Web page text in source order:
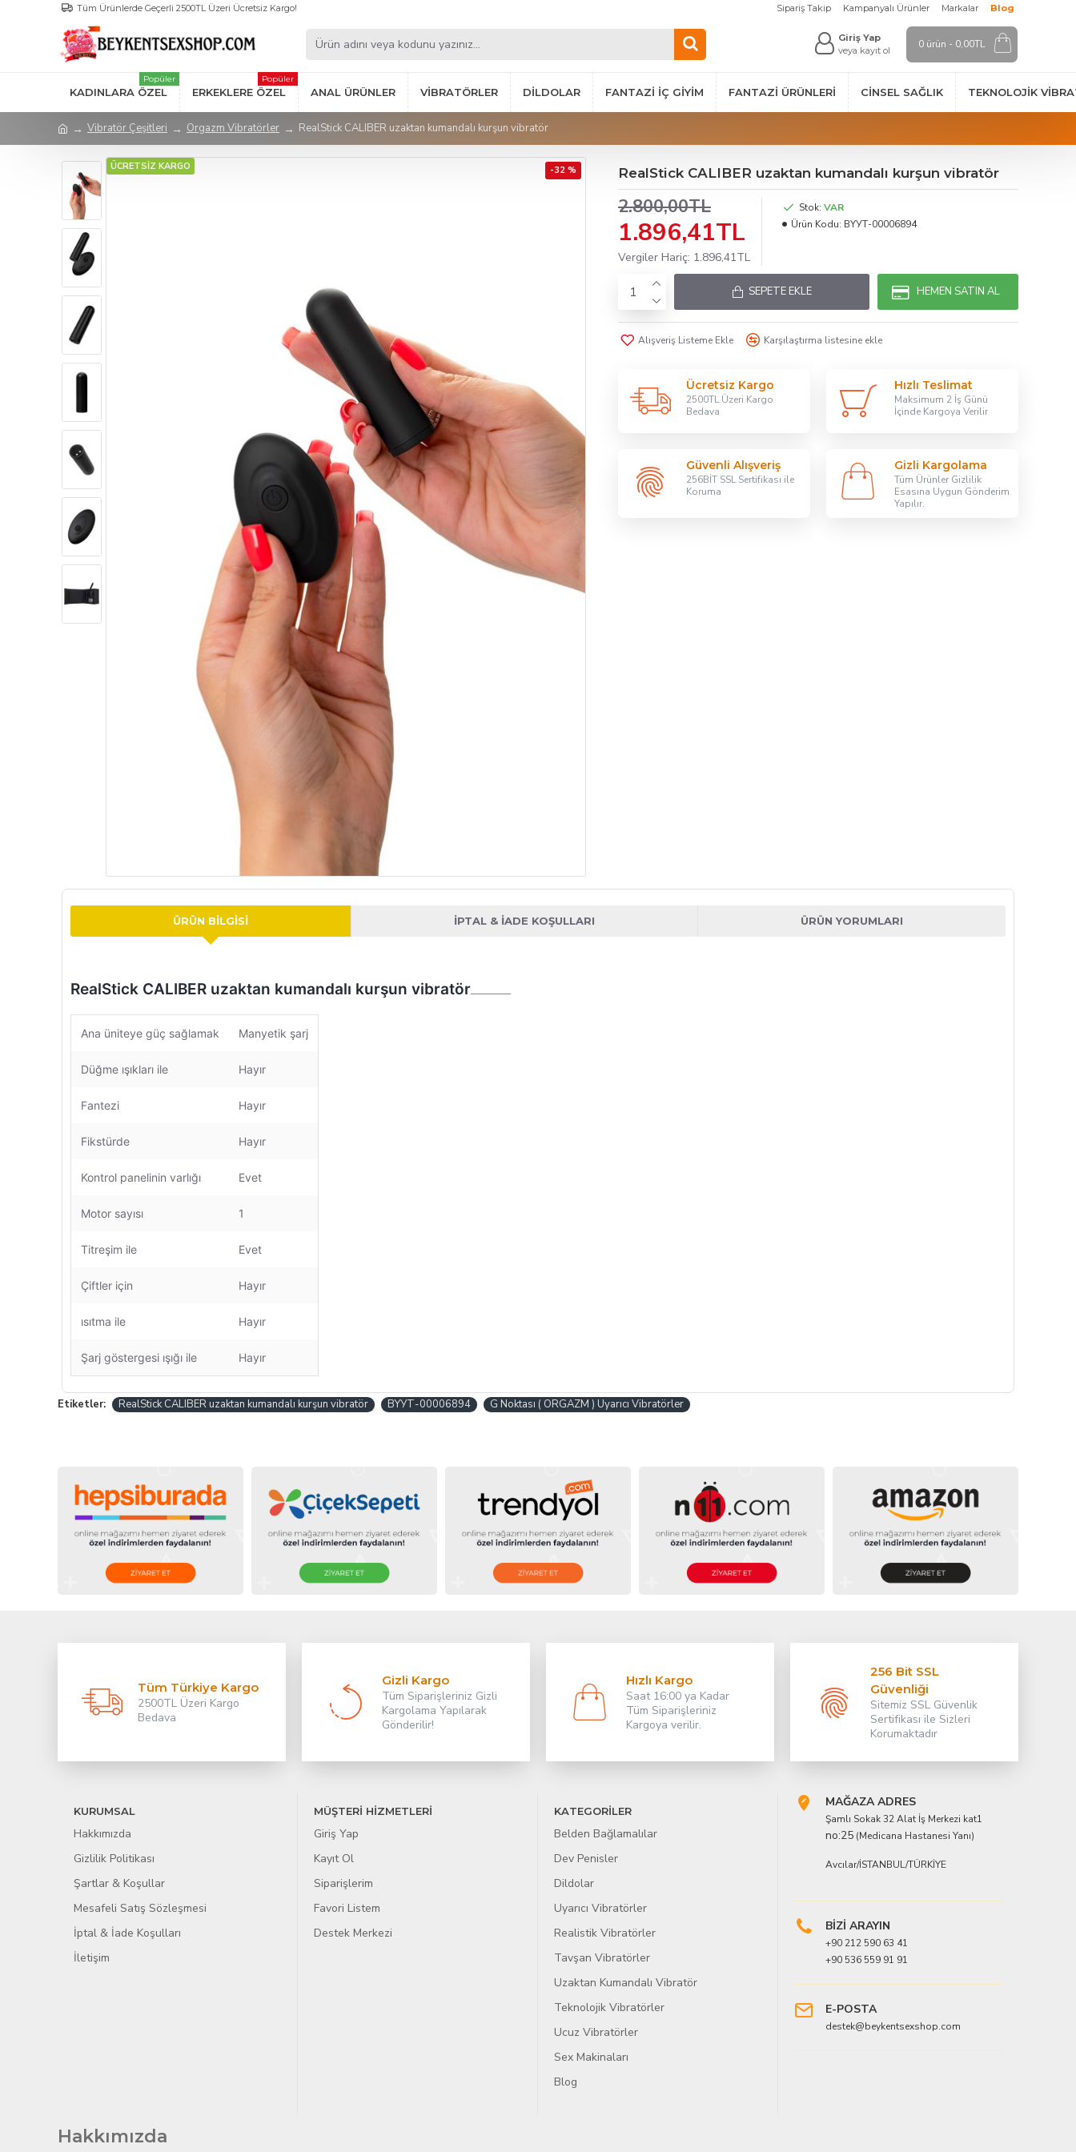
Tüm Ürünlerde Geçerli 2500TL Üzeri Ücretsiz Kargo! Sipariş Takip Kampanyalı Ürünler Markalar Blog
Giriş Yap
veya kayıt ol
0 ürün - 0,00TL
KADINLARA ÖZEL
Popüler
ERKEKLERE ÖZEL
Popüler
ANAL ÜRÜNLER VIBRATÖRLER DILDOLAR FANTAZI İÇ GIYIM FANTAZI ÜRÜNLERI CINSEL SAĞLIK TEKNOLOJIK
Vibratör Çeşitleri Orgazm Vibratörler RealStick CALIBER uzaktan kumandalı kurşun vibratör
ÜCRETSİZ KARGO -32 % RealStick CALIBER uzaktan kumandalı kurşun vibratör
1.896,41TL
2.800,00TL
Vergiler Hariç: 1.896,41TL
Stok: VAR
Ürün Kodu: BYУТ-00006894
SEPETE EKLE HEMEN SATIN AL
Alışveriş Listeme Ekle Karşılaştırma listesine ekle
Ücretsiz Kargo
2500TL Üzeri Kargo
Bedava
Hızlı Teslimat
Maksimum 2 İş Günü
İçinde Kargoya Verilir
Güvenli Alışveriş
256BİT SSL Sertifikası ile
Koruma
Gizli Kargolama
Tüm Ürünler Gizlilik
Esasına Uygun Gönderim
Yapılır.
ÜRÜN BILGISI İPTAL & İADE KOŞULLARI ÜRÜN YORUMLARI
RealStick CALIBER uzaktan kumandalı kurşun vibratör
Ana üniteye güç sağlamak Manyetik şarj
Düğme ışıkları ile Hayır
Fantezi Hayır
Fikstürde Hayır
Kontrol panelinin varlığı Evet
Motor sayısı 1
Titreşim ile Evet
Çiftler için Hayır
ısıtma ile Hayır
Şarj göstergesi ışığı ile Hayır
Etiketler: RealStick CALIBER uzaktan kumandalı kurşun vibratör BYУТ-00006894 G Noktası ( ORGAZM ) Uyarıcı Vibratörler
Tüm Türkiye Kargo
2500TL Üzeri Kargo
Bedava
Gizli Kargo
Tüm Siparişleriniz Gizli
Kargolama Yapılarak
Gönderilir!
Hızlı Kargo
Saat 16:00 ya Kadar
Tüm Siparişleriniz
Kargoya verilir.
256 Bit SSL
Güvenliği
Sitemiz SSL Güvenlik
Sertifikası ile Sizleri
Korumaktadır
KURUMSAL
Hakkımızda
Gizlilik Politikası
Şartlar & Koşullar
Mesafeli Satış Sözleşmesi
İptal & İade Koşulları
İletişim
MÜŞTERİ HİZMETLERİ
Giriş Yap
Kayıt Ol
Siparişlerim
Favori Listem
Destek Merkezi
KATEGORİLER
Belden Bağlamalılar
Dev Penisler
Dildolar
Uyarıcı Vibratörler
Realistik Vibratörler
Tavşan Vibratörler
Uzaktan Kumandalı Vibratör
Teknolojik Vibratörler
Ucuz Vibratörler
Sex Makinaları
Blog
MAĞAZA ADRES
Şamlı Sokak 32 Alat İş Merkezi kat1
no:25 (Medicana Hastanesi Yanı)
Avcılar/İSTANBUL/TÜRKİYE
BİZİ ARAYIN
+90 212 590 63 41
+90 536 559 91 91
E-POSTA
destek@beykentsexshop.com
Hakkımızda